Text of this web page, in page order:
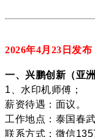
2026年4月23 日发布
一、兴鹏创新（亚
1、水印机师傅；
薪资待遇：面议。
工作地点：泰国春
联系方式：微信